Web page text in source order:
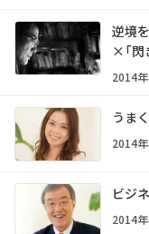
逆境
×「閃
2014
うま
2014
ビジ
2014